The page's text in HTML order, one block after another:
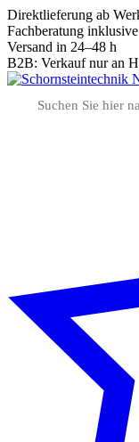
Direktlieferung ab
Fachberatung inklusive
Versand in 24–48 h
B2B: Verkauf nur an